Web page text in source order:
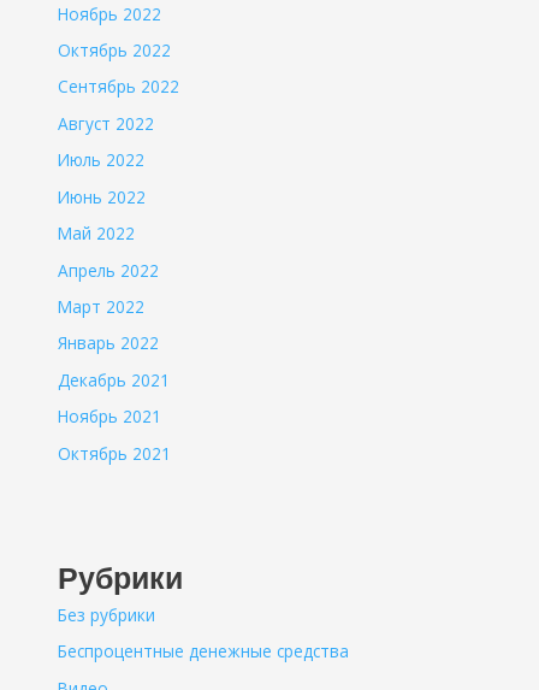
Ноябрь 2022
Октябрь 2022
Сентябрь 2022
Август 2022
Июль 2022
Июнь 2022
Май 2022
Апрель 2022
Март 2022
Январь 2022
Декабрь 2021
Ноябрь 2021
Октябрь 2021
Рубрики
Без рубрики
Беспроцентные денежные средства